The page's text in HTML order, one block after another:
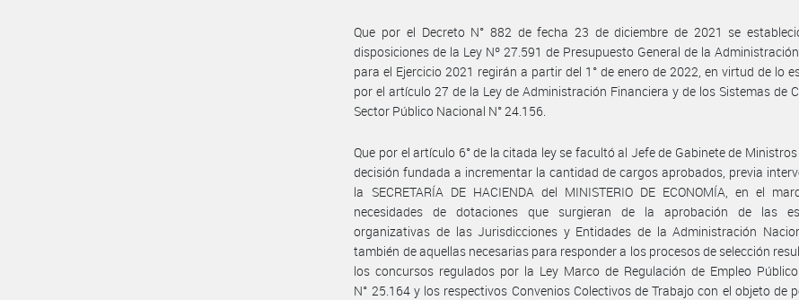
Que por el Decreto N° 882 de fecha 23 de diciembre de 2021 se
disposiciones de la Ley Nº 27.591 de Presupuesto General de la
para el Ejercicio 2021 regirán a partir del 1° de enero de 2022, en virtud de lo
por el artículo 27 de la Ley de Administración Financiera y de los Sistemas de
Sector Público Nacional N° 24.156.
Que por el artículo 6° de la citada ley se facultó al Jefe de Gabinete de
decisión fundada a incrementar la cantidad de cargos aprobados, previa
la SECRETARÍA DE HACIENDA del MINISTERIO DE ECONOMÍA, en el
necesidades de dotaciones que surgieran de la aprobación de las
organizativas de las Jurisdicciones y Entidades de la Administración
también de aquellas necesarias para responder a los procesos de selección
los concursos regulados por la Ley Marco de Regulación de Empleo
N° 25.164 y los respectivos Convenios Colectivos de Trabajo con el objeto de